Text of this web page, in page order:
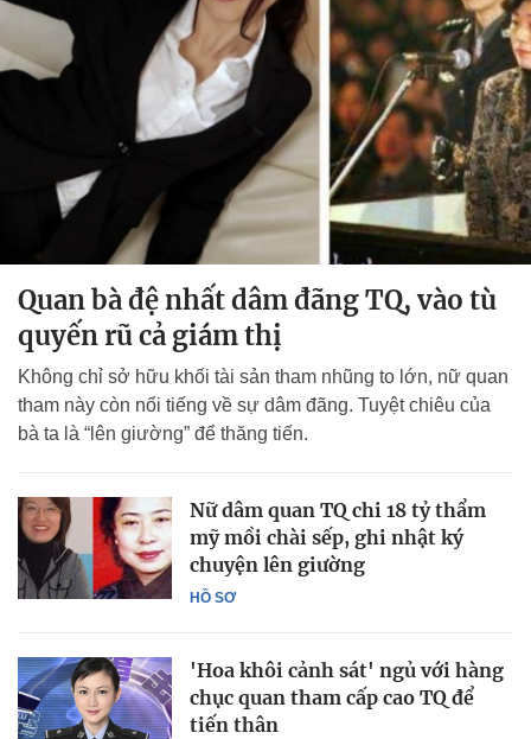
Quan bà đệ nhất dâm đãng TQ, vào tù
quyến rũ cả giám thị
Không chỉ sở hữu khối tài sản tham nhũng to lớn, nữ quan
tham này còn nổi tiếng về sự dâm đãng. Tuyệt chiêu của
bà ta là “lên giường” để thăng tiến.
HỒ SƠ
Nữ dâm quan TQ chi 18 tỷ thẩm
mỹ mồi chài sếp, ghi nhật ký
chuyện lên giường
'Hoa khôi cảnh sát' ngủ với hàng
chục quan tham cấp cao TQ để
tiến thân